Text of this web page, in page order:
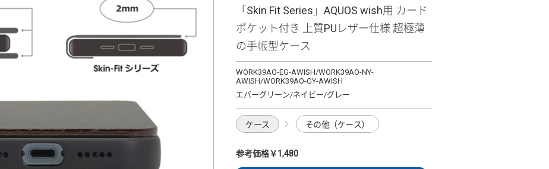
「Skin Fit Series」AQUOS wish用 カード
ポケット付き 上質PUレザー仕様 超極薄
の手帳型ケース
WORK39AO-EG-AWISH/WORK39AO-NY-
AWISH/WORK39AO-GY-AWISH
エバーグリーン/ネイビー/グレー
ケース その他（ケース）
参考価格￥1,480